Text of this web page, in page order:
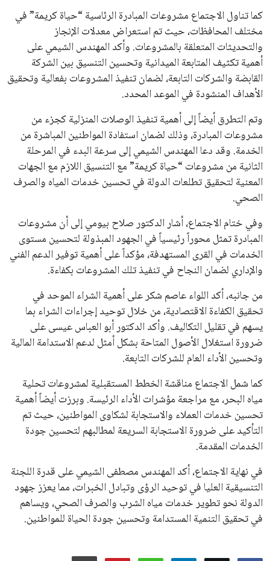
كما تناول الاجتماع مشروعات المبادرة الرئاسية “حياة كريمة” في
مختلف المحافظات، حيث تم استعراض معدلات الإنجاز
والتحديثات المتعلقة بالمشروعات. وأكد المهندس الشيمي على
أهمية تكثيف المتابعة الميدانية وتحسين التنسيق بين الشركة
القابضة والشركات التابعة، لضمان تنفيذ المشروعات بفعالية وتحقيق
الأهداف المنشودة في الموعد المحدد.
وتم التطرق أيضاً إلى أهمية تنفيذ الوصلات المنزلية كجزء من
مشروعات المبادرة، وذلك لضمان استفادة المواطنين المباشرة من
الخدمة. وقد دعا المهندس الشيمي إلى سرعة البدء في المرحلة
الثانية من مشروعات “حياة كريمة” مع التنسيق اللازم مع الجهات
المعنية لتحقيق تطلعات الدولة في تحسين خدمات المياه والصرف
الصحي.
وفي ختام الاجتماع، أشار الدكتور صلاح بيومي إلى أن مشروعات
المبادرة تمثل محوراً رئيسياً في الجهود المبذولة لتحسين مستوى
الخدمات في القرى المستهدفة، مؤكداً على أهمية توفير الدعم الفني
والإداري لضمان النجاح في تنفيذ تلك المشروعات بكفاءة.
من جانبه، أكد اللواء عاصم شكر على أهمية الشراء الموحد في
تحقيق الكفاءة الاقتصادية، من خلال توحيد إجراءات الشراء بما
يسهم في تقليل التكاليف. وأكد الدكتور أبو العباس عيسى على
ضرورة استغلال الأصول المتاحة بشكل أمثل لدعم الاستدامة المالية
وتحسين الأداء العام للشركات التابعة.
كما شمل الاجتماع مناقشة الخطط المستقبلية لمشروعات تحلية
مياه البحر، مع مراجعة مؤشرات الأداء الرئيسة. وبرزت أيضاً أهمية
تحسين خدمات العملاء والاستجابة لشكاوى المواطنين، حيث تم
التأكيد على ضرورة الاستجابة السريعة لمطالبهم لتحسين جودة
الخدمات المقدمة.
في نهاية الاجتماع، أكد المهندس مصطفى الشيمي على قدرة اللجنة
التنسيقية العليا في توحيد الرؤى وتبادل الخبرات، مما يعزز جهود
الدولة نحو تطوير خدمات مياه الشرب والصرف الصحي، ويساهم
في تحقيق التنمية المستدامة وتحسين جودة الحياة للمواطنين.